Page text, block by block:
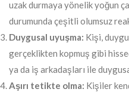
uzak durmaya yönelik yoğun
durumunda çeşitli olumsuz
Duygusal uyuşma: Kişi,
gerçeklikten kopmuş gibi
ya da iş arkadaşları ile
Aşırı tetikte olma: Kişiler